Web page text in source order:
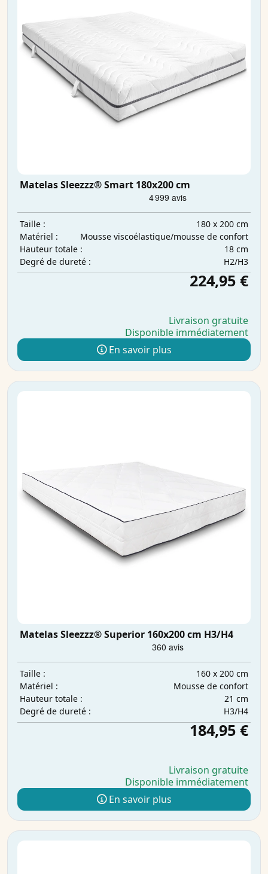
Matelas Sleezzz® Smart 180x200 cm
Taille :
180 x 200 cm
Matériel :
Mousse viscoélastique/mousse de confort
Hauteur totale :
18 cm
Degré de dureté :
H2/H3
224,95 €
Livraison gratuite
Disponible immédiatement
En savoir plus
Matelas Sleezzz® Superior 160x200 cm H3/H4
Taille :
160 x 200 cm
Matériel :
Mousse de confort
Hauteur totale :
21 cm
Degré de dureté :
H3/H4
184,95 €
Livraison gratuite
Disponible immédiatement
En savoir plus